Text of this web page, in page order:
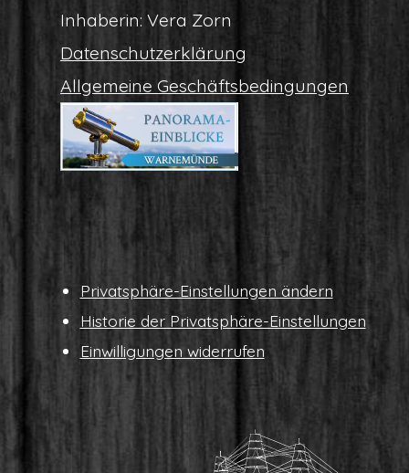
Inha­be­rin: Vera Zorn
Daten­schutz­er­klä­rung
All­ge­mei­ne Geschäftsbedingungen
Pri­vat­sphä­re-Ein­stel­lun­gen ändern
His­to­rie der Privatsphäre-Einstellungen
Ein­wil­li­gun­gen widerrufen